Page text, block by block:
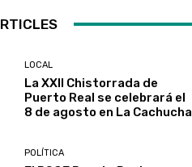
LOCAL
La XXII Chistorrada de
Puerto Real se celebrará el
8 de agosto en La Cachucha
POLÍTICA